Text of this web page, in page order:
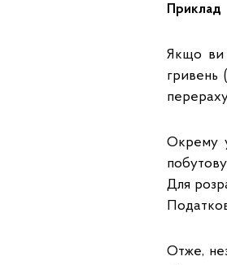
Приклад
Якщо ви
гривень
Окрему
Для
Отже,